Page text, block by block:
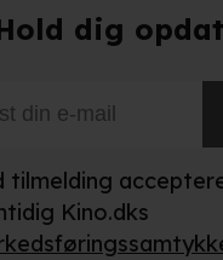
dig
tilmelding
Kino.dks